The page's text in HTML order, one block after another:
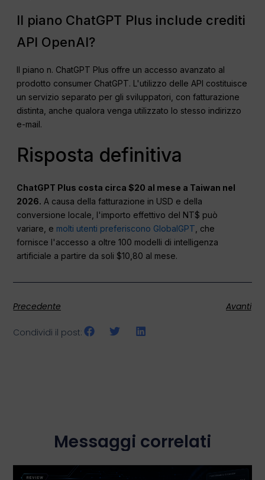
Il piano ChatGPT Plus include crediti
API OpenAI?
Il piano n. ChatGPT Plus offre un accesso avanzato al
prodotto consumer ChatGPT. L'utilizzo delle API costituisce
un servizio separato per gli sviluppatori, con fatturazione
distinta, anche qualora venga utilizzato lo stesso indirizzo
e-mail.
Risposta definitiva
ChatGPT Plus costa circa $20 al mese a Taiwan nel
2026. A causa della fatturazione in USD e della
conversione locale, l'importo effettivo del NT$ può
variare, e molti utenti preferiscono GlobalGPT, che
fornisce l'accesso a oltre 100 modelli di intelligenza
artificiale a partire da soli $10,80 al mese.
Precedente Avanti
Condividi il post:
Messaggi correlati